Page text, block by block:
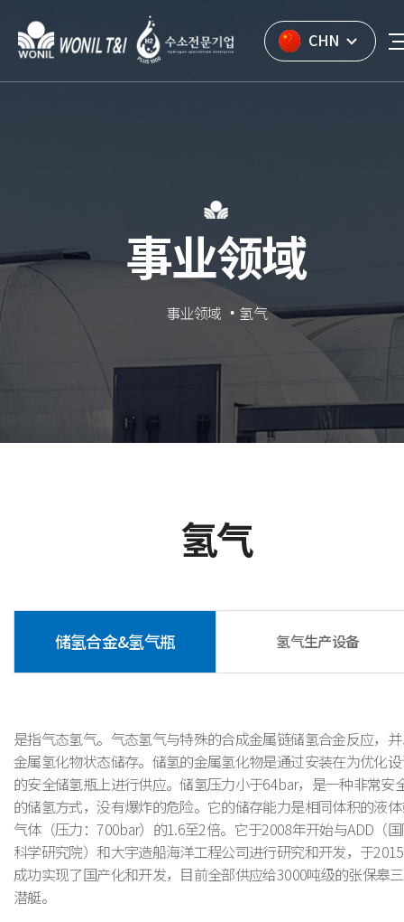
CHN
事业领域
事业领域 氢气
氢气
储氢合金&氢气瓶 氢气生产设备
是指气态氢气。气态氢气与特殊的合成金属链储氢合金反应，
金属氢化物状态储存。储氢的金属氢化物是通过安装在为优化
的安全储氢瓶上进行供应。储氢压力小于64bar，是一种非常安
的储氢方式，没有爆炸的危险。它的储存能力是相同体积的液
气体（压力：700bar）的1.6至2倍。它于2008年开始与ADD（
科学研究院）和大宇造船海洋工程公司进行研究和开发，于
成功实现了国产化和开发，目前全部供应给3000吨级的张保皋
潜艇。